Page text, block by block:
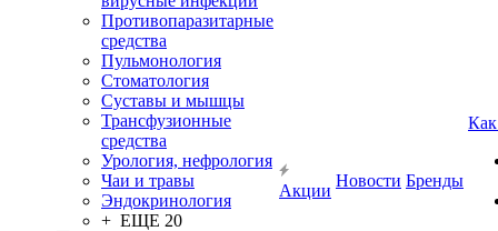
Противопаразитарные
средства
Пульмонология
Стоматология
Суставы и мышцы
Трансфузионные
средства
Урология, нефрология
Чаи и травы
Эндокринология
+ ЕЩЕ 20
Акции
Новости Бренды